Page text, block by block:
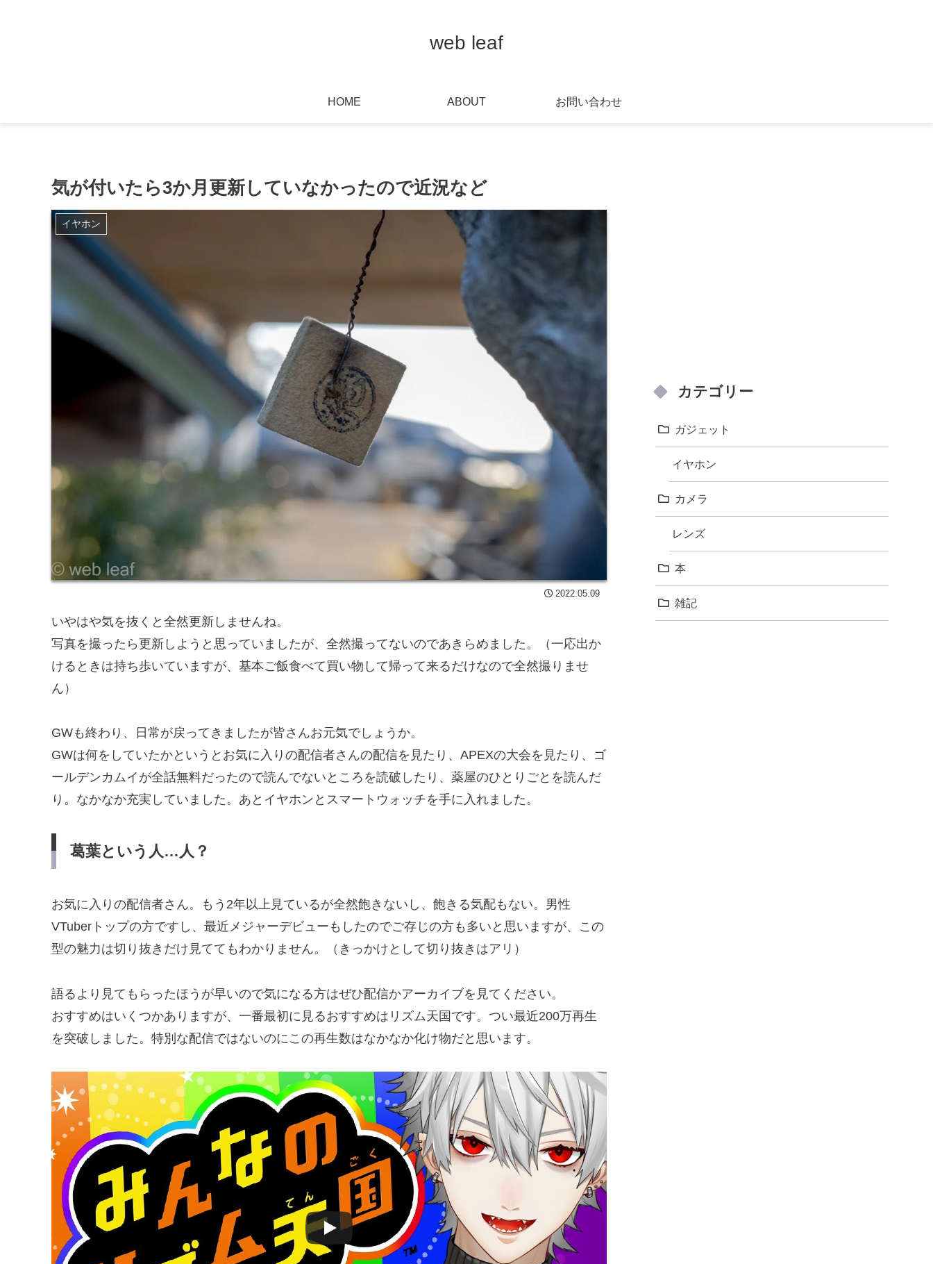
web leaf
HOME ABOUT お問い合わせ
気が付いたら3か月更新していなかったので近況など
イヤホン
2022.05.09
いやはや気を抜くと全然更新しませんね。
写真を撮ったら更新しようと思っていましたが、全然撮ってないのであきらめました。（一応出か
けるときは持ち歩いていますが、基本ご飯食べて買い物して帰って来るだけなので全然撮りませ
ん）
GWも終わり、日常が戻ってきましたが皆さんお元気でしょうか。
GWは何をしていたかというとお気に入りの配信者さんの配信を見たり、APEXの大会を見たり、ゴ
ールデンカムイが全話無料だったので読んでないところを読破したり、薬屋のひとりごとを読んだ
り。なかなか充実していました。あとイヤホンとスマートウォッチを手に入れました。
葛葉という人…人？
お気に入りの配信者さん。もう2年以上見ているが全然飽きないし、飽きる気配もない。男性
VTuberトップの方ですし、最近メジャーデビューもしたのでご存じの方も多いと思いますが、この
型の魅力は切り抜きだけ見ててもわかりません。（きっかけとして切り抜きはアリ）
語るより見てもらったほうが早いので気になる方はぜひ配信かアーカイブを見てください。
おすすめはいくつかありますが、一番最初に見るおすすめはリズム天国です。つい最近200万再生
を突破しました。特別な配信ではないのにこの再生数はなかなか化け物だと思います。
カテゴリー
ガジェット
イヤホン
カメラ
レンズ
本
雑記